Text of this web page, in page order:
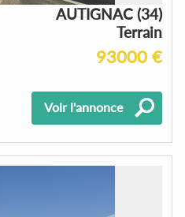
AUTIGNAC (34)
Terrain
93000 €
Voir l'annonce